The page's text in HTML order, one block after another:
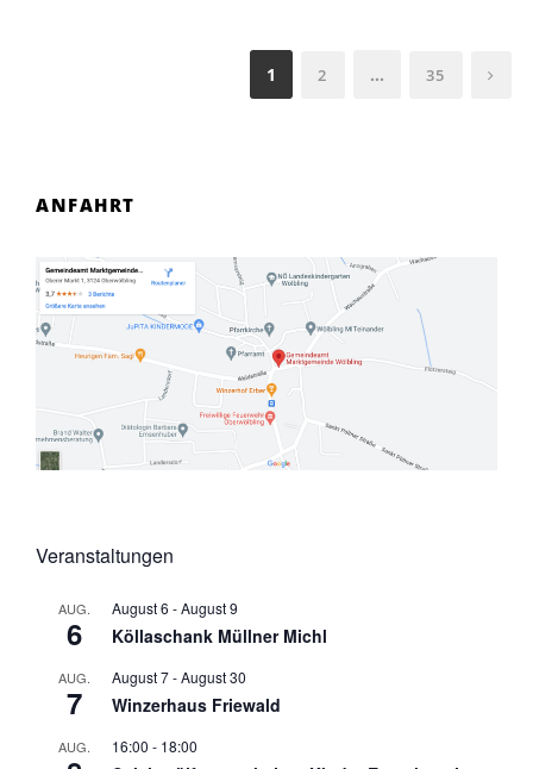
1 2 … 35
ANFAHRT
Veranstaltungen
AUG.
6
August 6 -August 9
Köllaschank Müllner Michl
AUG.
7
August 7-August 30
Winzerhaus Friewald
AUG. 16:00 - 18:00